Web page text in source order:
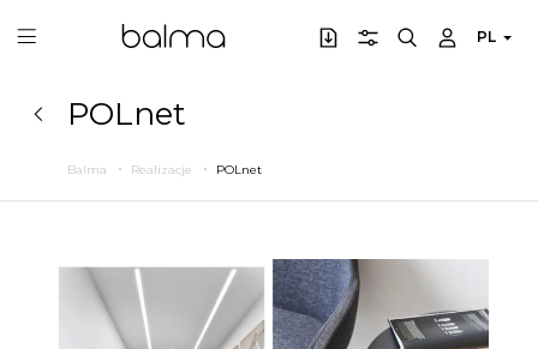
PL
POLnet
Balma Realizacje POLnet